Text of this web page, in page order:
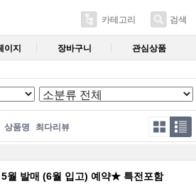
카테고리 검색
이지 장바구니 관심상품
상품명 최다리뷰
월 발매 (6월 입고) 예약★ 특전포함